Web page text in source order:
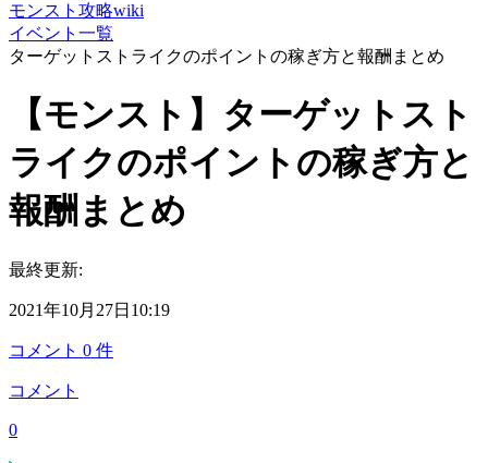
モンスト攻略wiki
イベント一覧
ターゲットストライクのポイントの稼ぎ方と報酬まとめ
【モンスト】ターゲットスト
ライクのポイントの稼ぎ方と
報酬まとめ
最終更新:
2021年10月27日10:19
コメント 0 件
コメント
0